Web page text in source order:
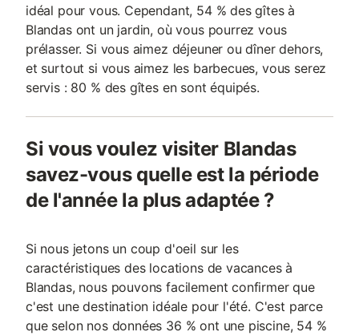
idéal pour vous. Cependant, 54 % des gîtes à
Blandas ont un jardin, où vous pourrez vous
prélasser. Si vous aimez déjeuner ou dîner dehors,
et surtout si vous aimez les barbecues, vous serez
servis : 80 % des gîtes en sont équipés.
Si vous voulez visiter Blandas
savez-vous quelle est la période
de l'année la plus adaptée ?
Si nous jetons un coup d'oeil sur les
caractéristiques des locations de vacances à
Blandas, nous pouvons facilement confirmer que
c'est une destination idéale pour l'été. C'est parce
que selon nos données 36 % ont une piscine, 54 %